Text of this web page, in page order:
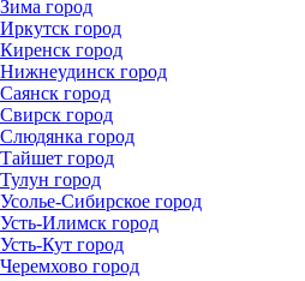
Зима город
Иркутск город
Киренск город
Нижнеудинск город
Саянск город
Свирск город
Слюдянка город
Тайшет город
Тулун город
Усолье-Сибирское город
Усть-Илимск город
Усть-Кут город
Черемхово город